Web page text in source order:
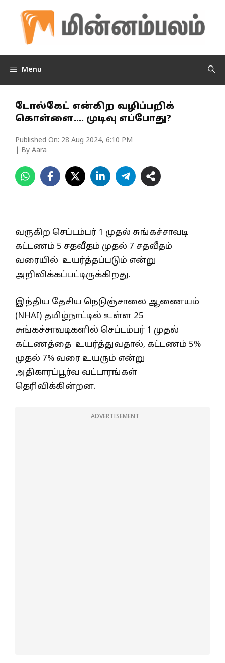
content
Menu
டோல்கேட் என்கிற வழிப்பறிக்
கொள்ளை…. முடிவு எப்போது?
Published On: 28 Aug 2024, 6:10 PM
| By Aara
வருகிற செப்டம்பர் 1 முதல் சுங்கச்சாவடி
கட்டணம் 5 சதவீதம் முதல் 7 சதவீதம்
வரையில் உயர்த்தப்படும் என்று
அறிவிக்கப்பட்டிருக்கிறது.
இந்திய தேசிய நெடுஞ்சாலை ஆணையம்
(NHAI) தமிழ்நாட்டில் உள்ள 25
சுங்கச்சாவடிகளில் செப்டம்பர் 1 முதல்
கட்டணத்தை உயர்த்துவதால், கட்டணம் 5%
முதல் 7% வரை உயரும் என்று
அதிகாரப்பூர்வ வட்டாரங்கள்
தெரிவிக்கின்றன.
ADVERTISEMENT